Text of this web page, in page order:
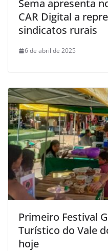
Sema apresenta
CAR Digital a
sindicatos rurais
6 de abril de 2025
Primeiro Festival
Turístico do Vale
hoje